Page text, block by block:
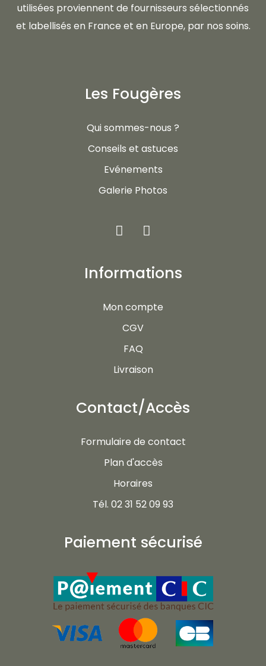
utilisées proviennent de fournisseurs sélectionnés
et labellisés en France et en Europe, par nos soins.
Les Fougères
Qui sommes-nous ?
Conseils et astuces
Evénements
Galerie Photos
Informations
Mon compte
CGV
FAQ
Livraison
Contact/Accès
Formulaire de contact
Plan d'accès
Horaires
Tél. 02 31 52 09 93
Paiement sécurisé